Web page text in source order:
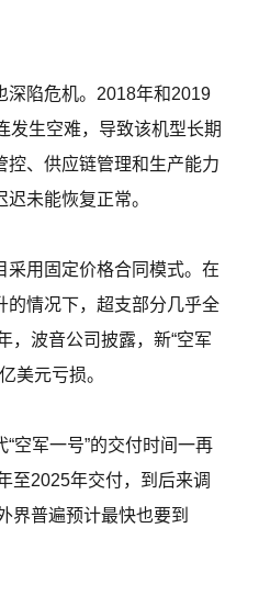
深陷危机。2018年和2019
发生空难，导致该机型长期
控、供应链管理和生产能力
未能恢复正常。
采用固定价格合同模式。在
的情况下，超支部分几乎全
，波音公司披露，新“空军
美元亏损。
空军一号”的交付时间一再
至2025年交付，到后来调
界普遍预计最快也要到